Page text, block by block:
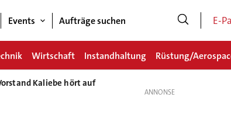
Events Aufträge suchen E-
Wirtschaft Instandhaltung Rüstung/
Kaliebe hört auf